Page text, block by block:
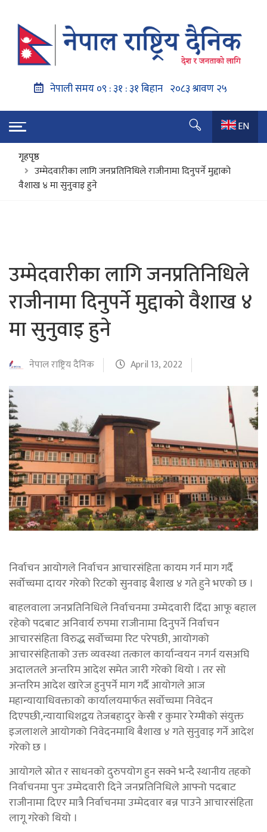
EN
गृहपृष्ठ
उम्मेदवारीका लागि जनप्रतिनिधिले राजीनामा दिनुपर्ने मुद्दाको
वैशाख ४ मा सुनुवाइ हुने
उम्मेदवारीका लागि जनप्रतिनिधिले
राजीनामा दिनुपर्ने मुद्दाको वैशाख ४
मा सुनुवाइ हुने
नेपाल राष्ट्रिय दैनिक April 13, 2022
निर्वाचन आयोगले निर्वाचन आचारसंहिता कायम गर्न माग गर्दै
सर्वोच्चमा दायर गरेको रिटको सुनवाइ बैशाख ४ गते हुने भएको छ ।
बाहलवाला जनप्रतिनिधिले निर्वाचनमा उम्मेदवारी दिँदा आफू बहाल
रहेको पदबाट अनिवार्य रुपमा राजीनामा दिनुपर्ने निर्वाचन
आचारसंहिता विरुद्ध सर्वोच्चमा रिट परेपछी, आयोगको
आचारसंहिताको उक्त व्यवस्था तत्काल कार्यान्वयन नगर्न यसअघि
अदालतले अन्तरिम आदेश समेत जारी गरेको थियो । तर सो
अन्तरिम आदेश खारेज हुनुपर्ने माग गर्दै आयोगले आज
महान्यायाधिवक्ताको कार्यालयमार्फत सर्वोच्चमा निवेदन
दिएपछी,न्यायाधिशद्वय तेजबहादुर केसी र कुमार रेग्मीको संयुक्त
इजलाशले आयोगको निवेदनमाथि बैशाख ४ गते सुनुवाइ गर्ने आदेश
गरेको छ ।
आयोगले स्रोत र साधनको दुरुपयोग हुन सक्ने भन्दै स्थानीय तहको
निर्वाचनमा पुनः उम्मेदवारी दिने जनप्रतिनिधिले आफ्नो पदबाट
राजीनामा दिएर मात्रै निर्वाचनमा उम्मेदवार बन्न पाउने आचारसंहिता
लागू गरेको थियो ।